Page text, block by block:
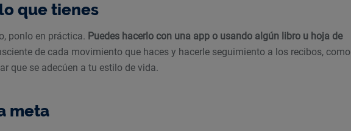
que tienes
ponlo en práctica. Puedes hacerlo con una app o usando algún libro u hoja de
de cada movimiento que haces y hacerle seguimiento a los recibos, como
que se adecúen a tu estilo de vida.
meta